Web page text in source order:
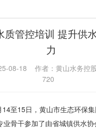
质管控培训 提升供
力
08-18 作者：黄山水务控
720
15日，黄山市生态环保集
业骨干参加了由省城镇供水协